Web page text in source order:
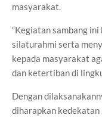
masyarakat.
“Kegiatan sambang
silaturahmi serta
kepada masyarakat
dan ketertiban di
Dengan
diharapkan